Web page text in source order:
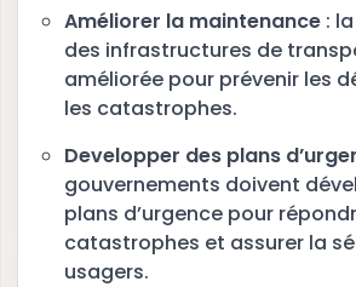
Améliorer la maintenance :
des infrastructures de
améliorée pour prévenir les
les catastrophes.
Developper des plans
gouvernements doivent
plans d’urgence pour
catastrophes et assurer la
usagers.